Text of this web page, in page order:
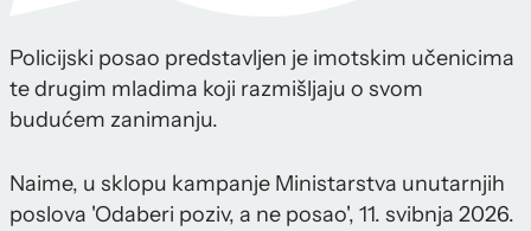
Policijski posao predstavljen je imotskim učenicima
te drugim mladima koji razmišljaju o svom
budućem zanimanju.
Naime, u sklopu kampanje Ministarstva unutarnjih
poslova 'Odaberi poziv, a ne posao', 11. svibnja 2026.